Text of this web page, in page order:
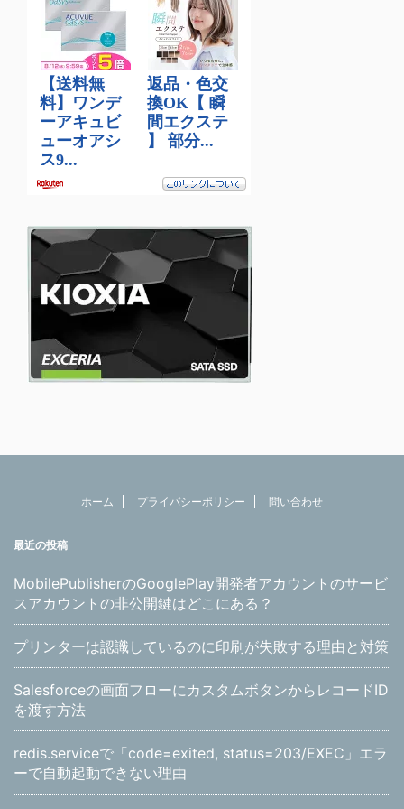
ホーム プライバシーポリシー 問い合わせ
最近の投稿
MobilePublisherのGooglePlay開発者アカウントのサービ
スアカウントの非公開鍵はどこにある？
プリンターは認識しているのに印刷が失敗する理由と対策
Salesforceの画面フローにカスタムボタンからレコードID
を渡す方法
redis.serviceで「code=exited, status=203/EXEC」エラ
ーで自動起動できない理由